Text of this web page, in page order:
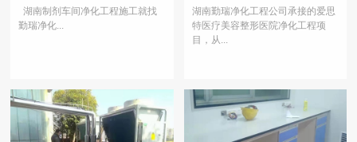
湖南制剂车间净化工程施工就找
勤瑞净化...
湖南勤瑞净化工程公司承接的爱思
特医疗美容整形医院净化工程项
目，从...